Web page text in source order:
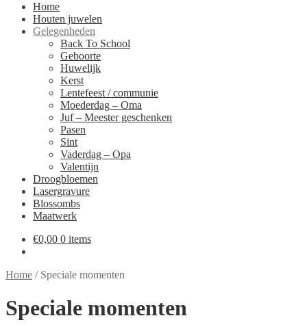
Home
Houten juwelen
Gelegenheden
Back To School
Geboorte
Huwelijk
Kerst
Lentefeest / communie
Moederdag – Oma
Juf – Meester geschenken
Pasen
Sint
Vaderdag – Opa
Valentijn
Droogbloemen
Lasergravure
Blossombs
Maatwerk
€0,00 0 items
Home / Speciale momenten
Speciale momenten